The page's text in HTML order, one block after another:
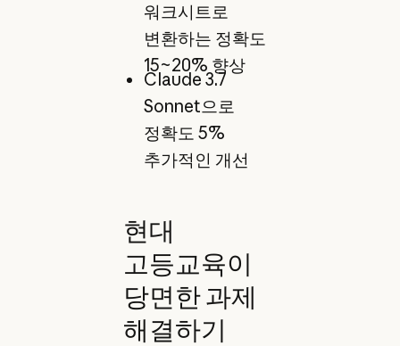
워크시트로
변환하는 정확도
15~20% 향상
Claude 3.7
Sonnet으로
정확도 5%
추가적인 개선
현대
고등교육이
당면한 과제
해결하기